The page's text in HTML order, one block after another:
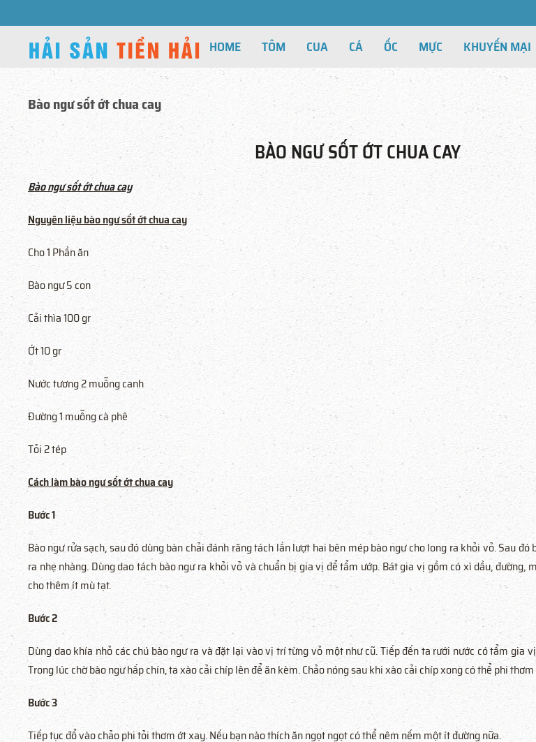
HOME TÔM CUA CÁ ỐC MỰC KHUYẾN MẠI
Bào ngư sốt ớt chua cay
BÀO NGƯ SỐT ỚT CHUA CAY
Bào ngư sốt ớt chua cay
Nguyên liệu bào ngư sốt ớt chua cay
Cho 1 Phần ăn
Bào ngư 5 con
Cải thìa 100 gr
Ớt 10 gr
Nước tương 2 muỗng canh
Đường 1 muỗng cà phê
Tỏi 2 tép
Cách làm bào ngư sốt ớt chua cay
Bước 1
Bào ngư rửa sạch, sau đó dùng bàn chải đánh răng tách lần lượt hai bên mép bào ngư cho long ra khỏi vỏ. Sau
ra nhẹ nhàng. Dùng dao tách bào ngư ra khỏi vỏ và chuẩn bị gia vị để tẩm ướp. Bát gia vị gồm có xì dầu, đường,
cho thêm ít mù tạt.
Bước 2
Dùng dao khía nhỏ các chú bào ngư ra và đặt lại vào vị trí từng vỏ một như cũ. Tiếp đến ta rưới nước có tẩm gia
Trong lúc chờ bào ngư hấp chín, ta xào cải chíp lên để ăn kèm. Chảo nóng sau khi xào cải chíp xong có thể phi
Bước 3
Tiếp tục đổ vào chảo phi tỏi thơm ớt xay. Nếu bạn nào thích ăn ngọt ngọt có thể nêm nếm một ít đường nữa.